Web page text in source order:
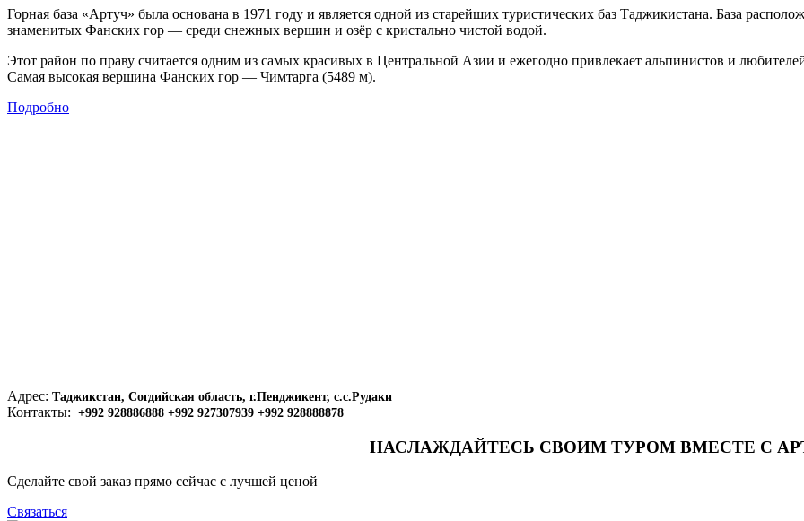
Горная база «Артуч» была основана в 1971 году и является одной из старейших туристических баз Таджикистана. База
знаменитых Фанских гор — среди снежных вершин и озёр с кристально чистой водой.
Этот район по праву считается одним из самых красивых в Центральной Азии и ежегодно привлекает альпинистов и
Самая высокая вершина Фанских гор — Чимтарга (5489 м).
Подробно
Адрес: Таджикстан, Согдийская область, г.Пенджикент, с.с.Рудаки
Контакты: +992 928886888 +992 927307939 +992 928888878
НАСЛАЖДАЙТЕСЬ СВОИМ ТУРОМ ВМЕСТЕ С
Сделайте свой заказ прямо сейчас с лучшей ценой
Связаться